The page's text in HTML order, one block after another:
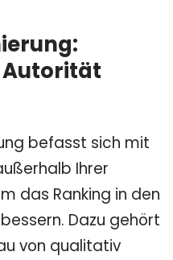
Autorität
befasst sich mit
Ihrer
das Ranking in den
Dazu gehört
von qualitativ